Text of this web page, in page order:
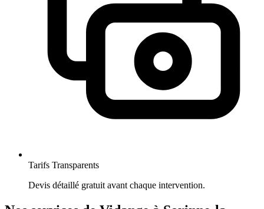
Tarifs Transparents
Devis détaillé gratuit avant chaque intervention.